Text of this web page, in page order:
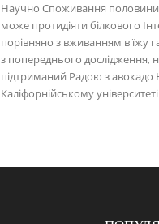
Научно Споживання половини
може протидіяти білкового
порівняно з вживанням в їжу
з попереднього дослідження,
підтриманий Радою з авокадо
Каліфорнійському